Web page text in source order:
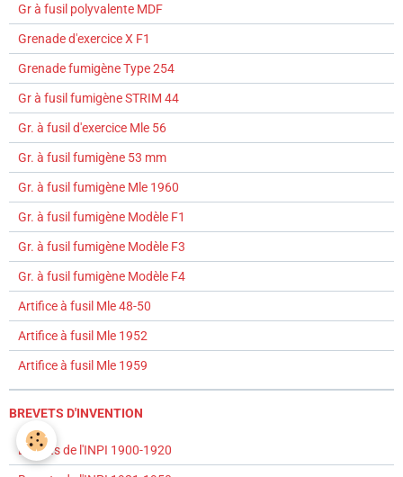
Gr à fusil polyvalente MDF
Grenade d'exercice X F1
Grenade fumigène Type 254
Gr à fusil fumigène STRIM 44
Gr. à fusil d'exercice Mle 56
Gr. à fusil fumigène 53 mm
Gr. à fusil fumigène Mle 1960
Gr. à fusil fumigène Modèle F1
Gr. à fusil fumigène Modèle F3
Gr. à fusil fumigène Modèle F4
Artifice à fusil Mle 48-50
Artifice à fusil Mle 1952
Artifice à fusil Mle 1959
BREVETS D'INVENTION
Brevets de l'INPI 1900-1920